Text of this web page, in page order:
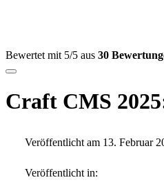
Bewertet mit 5/5 aus 30
Craft CMS
Veröffentlicht am 13. Februar
Veröffentlicht in: